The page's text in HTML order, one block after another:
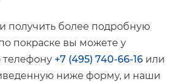
и получить более подробную
покраске вы можете у
+7 (495) 740-66-16 или
ниже форму, и наши